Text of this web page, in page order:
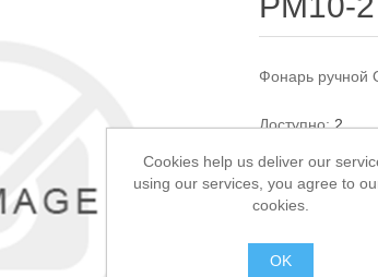
Фонарь ручной
Доступно: 2
1 350,00 ₽
Cookies help us deliver our
using our services, you agree to
cookies.
OK